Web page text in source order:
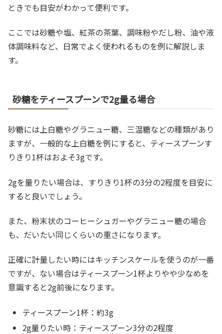
ときでも目安がわかって便利です。
ここでは砂糖や塩、紅茶の茶葉、調味粉やだし粉、油や液
体調味料など、日常でよく使われるものを例に解説しま
す。
砂糖をティースプーンで2g量る場合
砂糖には上白糖やグラニュー糖、三温糖などの種類があり
ますが、一般的な上白糖を例にすると、ティースプーンす
りきり1杯はおよそ3gです。
2gを量りたい場合は、すりきり1杯の3分の2程度を目安に
すると良いでしょう。
また、粉末状のコーヒーシュガーやグラニュー糖の場合
も、だいたい同じくらいの重さになります。
正確に計量したい時にはキッチンスケールを使うのが一番
ですが、ない場合はティースプーン1杯よりやや少なめを
意識すると2g前後になります。
ティースプーン1杯：約3g
2g量りたい時：ティースプーン3分の2程度